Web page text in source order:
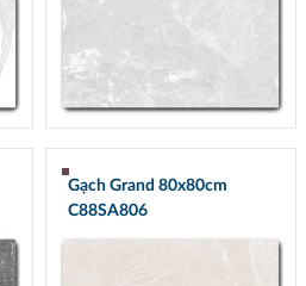
Gạch Grand 80x80cm
C88SA806